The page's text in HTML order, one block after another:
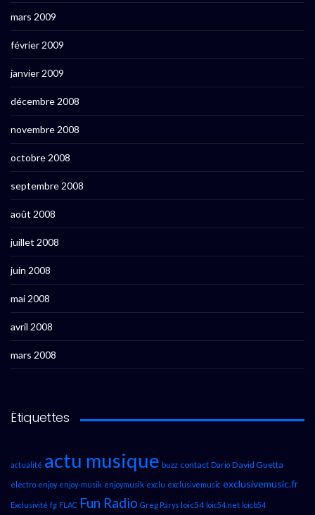
mars 2009
février 2009
janvier 2009
décembre 2008
novembre 2008
octobre 2008
septembre 2008
août 2008
juillet 2008
juin 2008
mai 2008
avril 2008
mars 2008
Étiquettes
actualité actu musique buzz contact Dario David Guetta
electro enjoy enjoy-musik enjoymusik exclu exclusivemusic exclusivemusic.fr
Exclusivité fg FLAC Fun Radio Greg Parys loic54 loic54.net loicb54